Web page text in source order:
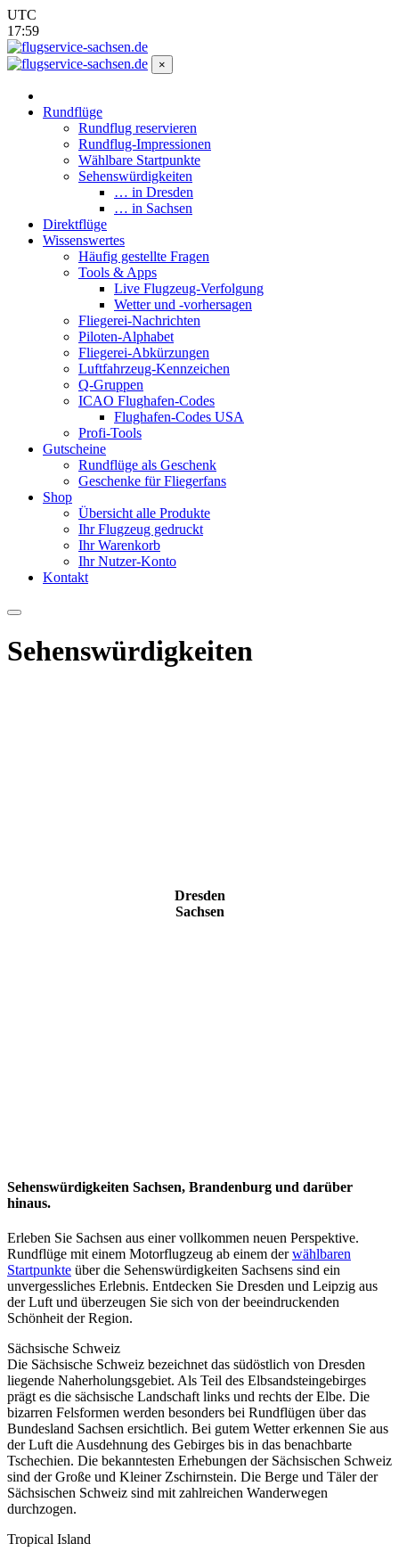
UTC
17:59
×
Rundflüge
Rundflug reservieren
Rundflug-Impressionen
Wählbare Startpunkte
Sehenswürdigkeiten
… in Dresden
… in Sachsen
Direktflüge
Wissenswertes
Häufig gestellte Fragen
Tools & Apps
Live Flugzeug-Verfolgung
Wetter und -vorhersagen
Fliegerei-Nachrichten
Piloten-Alphabet
Fliegerei-Abkürzungen
Luftfahrzeug-Kennzeichen
Q-Gruppen
ICAO Flughafen-Codes
Flughafen-Codes USA
Profi-Tools
Gutscheine
Rundflüge als Geschenk
Geschenke für Fliegerfans
Shop
Übersicht alle Produkte
Ihr Flugzeug gedruckt
Ihr Warenkorb
Ihr Nutzer-Konto
Kontakt
Sehenswürdigkeiten
Dresden
Sachsen
Sehenswürdigkeiten Sachsen, Brandenburg und darüber
hinaus.
Erleben Sie Sachsen aus einer vollkommen neuen Perspektive.
Rundflüge mit einem Motorflugzeug ab einem derwählbaren
Startpunkte über die Sehenswürdigkeiten Sachsens sind ein
unvergessliches Erlebnis. Entdecken Sie Dresden und Leipzig aus
der Luft und überzeugen Sie sich von der beeindruckenden
Schönheit der Region.
Sächsische Schweiz
Die Sächsische Schweiz bezeichnet das südöstlich von Dresden
liegende Naherholungsgebiet. Als Teil des Elbsandsteingebirges
prägt es die sächsische Landschaft links und rechts der Elbe. Die
bizarren Felsformen werden besonders bei Rundflügen über das
Bundesland Sachsen ersichtlich. Bei gutem Wetter erkennen Sie aus
der Luft die Ausdehnung des Gebirges bis in das benachbarte
Tschechien. Die bekanntesten Erhebungen der Sächsischen Schweiz
sind der Große und Kleiner Zschirnstein. Die Berge und Täler der
Sächsischen Schweiz sind mit zahlreichen Wanderwegen
durchzogen.
Tropical Island